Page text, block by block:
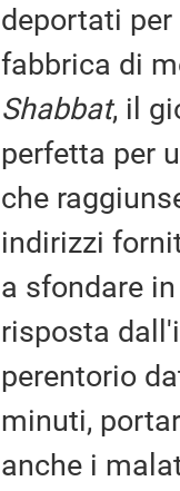
deportati
fabbrica di
Shabbat, il
perfetta per
che
indirizzi
a sfondare
risposta
perentorio
minuti,
anche i